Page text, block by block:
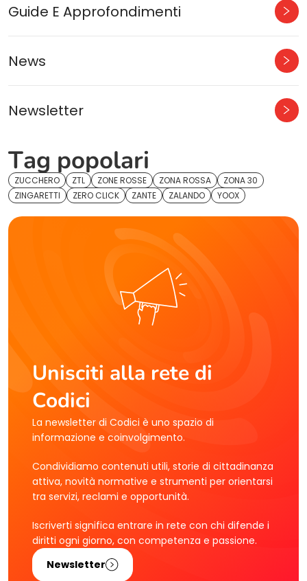
Guide E Approfondimenti
News
Newsletter
Tag popolari
ZUCCHERO ZTL ZONE ROSSE ZONA ROSSA
ZONA 30
ZINGARETTI
ZERO CLICK ZANTE ZALANDO YOOX
Unisciti alla rete di
Codici
La newsletter di Codici è uno spazio di
informazione e coinvolgimento.
Condividiamo contenuti utili, storie di cittadinanza
attiva, novità normative e strumenti per orientarsi
tra servizi, reclami e opportunità.
Iscriverti significa entrare in rete con chi difende i
diritti ogni giorno, con competenza e passione.
Newsletter